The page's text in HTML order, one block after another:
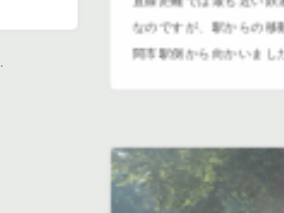
mapid="158"] この神社